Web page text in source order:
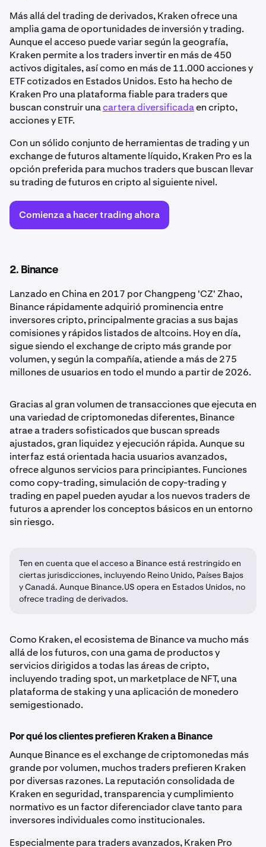
Más allá del trading de derivados, Kraken ofrece una
amplia gama de oportunidades de inversión y trading.
Aunque el acceso puede variar según la geografía,
Kraken permite a los traders invertir en más de 450
activos digitales, así como en más de 11.000 acciones y
ETF cotizados en Estados Unidos. Esto ha hecho de
Kraken Pro una plataforma fiable para traders que
buscan construir unacartera diversificadaen cripto,
acciones y ETF.
Con un sólido conjunto de herramientas de trading y un
exchange de futuros altamente líquido, Kraken Pro es la
opción preferida para muchos traders que buscan llevar
su trading de futuros en cripto al siguiente nivel.
Comienza a hacer trading ahora
2. Binance
Lanzado en China en 2017 por Changpeng 'CZ' Zhao,
Binance rápidamente adquirió prominencia entre
inversores cripto, principalmente gracias a sus bajas
comisiones y rápidos listados de altcoins. Hoy en día,
sigue siendo el exchange de cripto más grande por
volumen, y según la compañía, atiende a más de 275
millones de usuarios en todo el mundo a partir de 2026.
Gracias al gran volumen de transacciones que ejecuta en
una variedad de criptomonedas diferentes, Binance
atrae a traders sofisticados que buscan spreads
ajustados, gran liquidez y ejecución rápida. Aunque su
interfaz está orientada hacia usuarios avanzados,
ofrece algunos servicios para principiantes. Funciones
como copy-trading, simulación de copy-trading y
trading en papel pueden ayudar a los nuevos traders de
futuros a aprender los conceptos básicos en un entorno
sin riesgo.
Ten en cuenta que el acceso a Binance está restringido en
ciertas jurisdicciones, incluyendo Reino Unido, Países Bajos
y Canadá. Aunque Binance.US opera en Estados Unidos, no
ofrece trading de derivados.
Como Kraken, el ecosistema de Binance va mucho más
allá de los futuros, con una gama de productos y
servicios dirigidos a todas las áreas de cripto,
incluyendo trading spot, un marketplace de NFT, una
plataforma de staking y una aplicación de monedero
semigestionado.
Por qué los clientes prefieren Kraken a Binance
Aunque Binance es el exchange de criptomonedas más
grande por volumen, muchos traders prefieren Kraken
por diversas razones. La reputación consolidada de
Kraken en seguridad, transparencia y cumplimiento
normativo es un factor diferenciador clave tanto para
inversores individuales como institucionales.
Especialmente para traders avanzados, Kraken Pro